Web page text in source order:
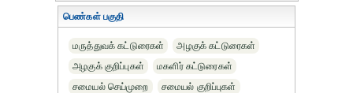
பெண்கள் பகுதி
மருத்துவக் கட்டுரைகள்
அழகுக் கட்டுரைகள்
அழகுக் குறிப்புகள்
மகளிர் கட்டுரைகள்
சமையல் செய்முறை
சமையல் குறிப்புகள்